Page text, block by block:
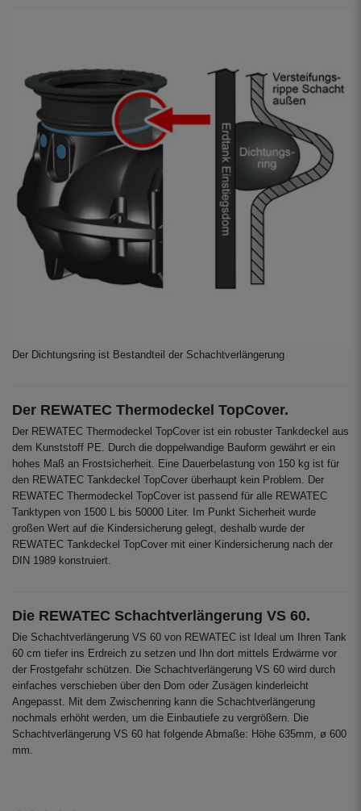
Der Dichtungsring ist Bestandteil der Schachtverlängerung
Der REWATEC Thermodeckel TopCover.
Der REWATEC Thermodeckel TopCover ist ein robuster Tankdeckel aus
dem Kunststoff PE. Durch die doppelwandige Bauform gewährt er ein
hohes Maß an Frostsicherheit. Eine Dauerbelastung von 150 kg ist für
den REWATEC Tankdeckel TopCover überhaupt kein Problem. Der
REWATEC Thermodeckel TopCover ist passend für alle REWATEC
Tanktypen von 1500 L bis 50000 Liter. Im Punkt Sicherheit wurde
großen Wert auf die Kindersicherung gelegt, deshalb wurde der
REWATEC Tankdeckel TopCover mit einer Kindersicherung nach der
DIN 1989 konstruiert.
Die REWATEC Schachtverlängerung VS 60.
Die Schachtverlängerung VS 60 von REWATEC ist Ideal um Ihren Tank
60 cm tiefer ins Erdreich zu setzen und Ihn dort mittels Erdwärme vor
der Frostgefahr schützen. Die Schachtverlängerung VS 60 wird durch
einfaches verschieben über den Dom oder Zusägen kinderleicht
Angepasst. Mit dem Zwischenring kann die Schachtverlängerung
nochmals erhöht werden, um die Einbautiefe zu vergrößern. Die
Schachtverlängerung VS 60 hat folgende Abmaße: Höhe 635mm, ø 600
mm.